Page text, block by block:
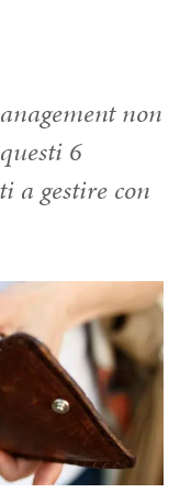
non
6
a gestire con